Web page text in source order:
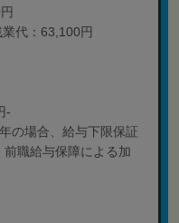
代：63,100円
-
の場合、給与下限保証
職給与保障による加